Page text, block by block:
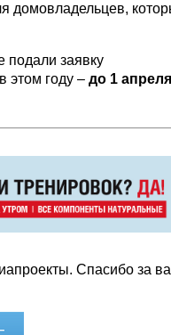
домовладельцев,
подали заявку
этом году – до 1 апреля
Спасибо за